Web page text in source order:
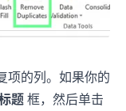
项的列。如果你的
题框，然后单击